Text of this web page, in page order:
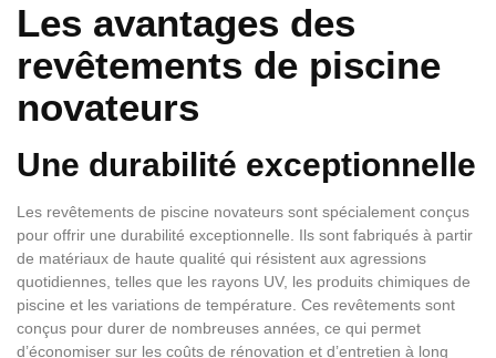
Les avantages des
revêtements de piscine
novateurs
Une durabilité exceptionnelle
Les revêtements de piscine novateurs sont spécialement conçus
pour offrir une durabilité exceptionnelle. Ils sont fabriqués à partir
de matériaux de haute qualité qui résistent aux agressions
quotidiennes, telles que les rayons UV, les produits chimiques de
piscine et les variations de température. Ces revêtements sont
conçus pour durer de nombreuses années, ce qui permet
d’économiser sur les coûts de rénovation et d’entretien à long